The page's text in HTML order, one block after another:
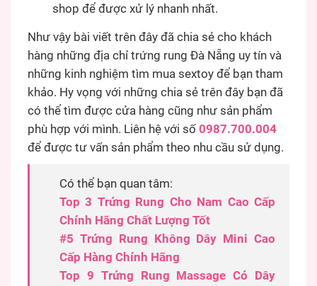
shop để được xử lý nhanh nhất.
Như vậy bài viết trên đây đã chia sẻ cho khách
hàng những địa chỉ trứng rung Đà Nẵng uy tín và
những kinh nghiệm tìm mua sextoy để bạn tham
khảo. Hy vọng với những chia sẻ trên đây bạn đã
có thể tìm được cửa hàng cũng như sản phẩm
phù hợp với mình. Liên hệ với số 0987.700.004
để được tư vấn sản phẩm theo nhu cầu sử dụng.
Có thể bạn quan tâm:
Top 3 Trứng Rung Cho Nam Cao Cấp
Chính Hãng Chất Lượng Tốt
#5 Trứng Rung Không Dây Mini Cao
Cấp Hàng Chính Hãng
Top 9 Trứng Rung Massage Có Dây